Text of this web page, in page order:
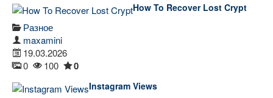
How To Recover Lost Crypt
Разное
maxamini
19.03.2026
0
100 0
Instagram Views